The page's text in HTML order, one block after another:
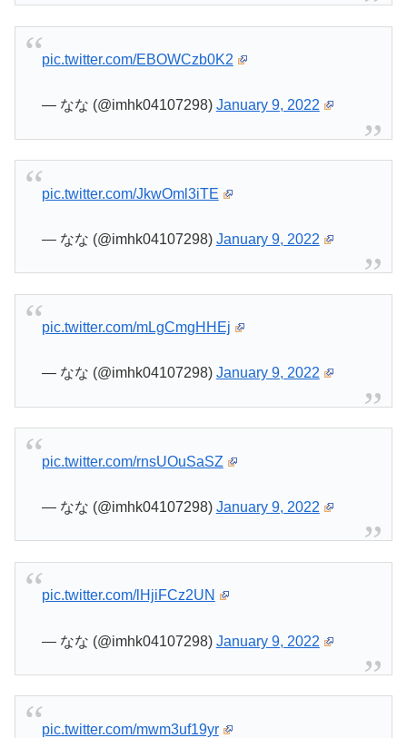
pic.twitter.com/EBOWCzb0K2
— なな (@imhk04107298) January 9, 2022
pic.twitter.com/JkwOml3iTE
— なな (@imhk04107298) January 9, 2022
pic.twitter.com/mLgCmgHHEj
— なな (@imhk04107298) January 9, 2022
pic.twitter.com/rnsUOuSaSZ
— なな (@imhk04107298) January 9, 2022
pic.twitter.com/lHjiFCz2UN
— なな (@imhk04107298) January 9, 2022
pic.twitter.com/mwm3uf19yr